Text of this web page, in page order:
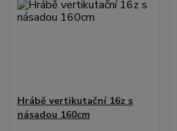
Hrábě vertikutační 16z s
násadou 160cm